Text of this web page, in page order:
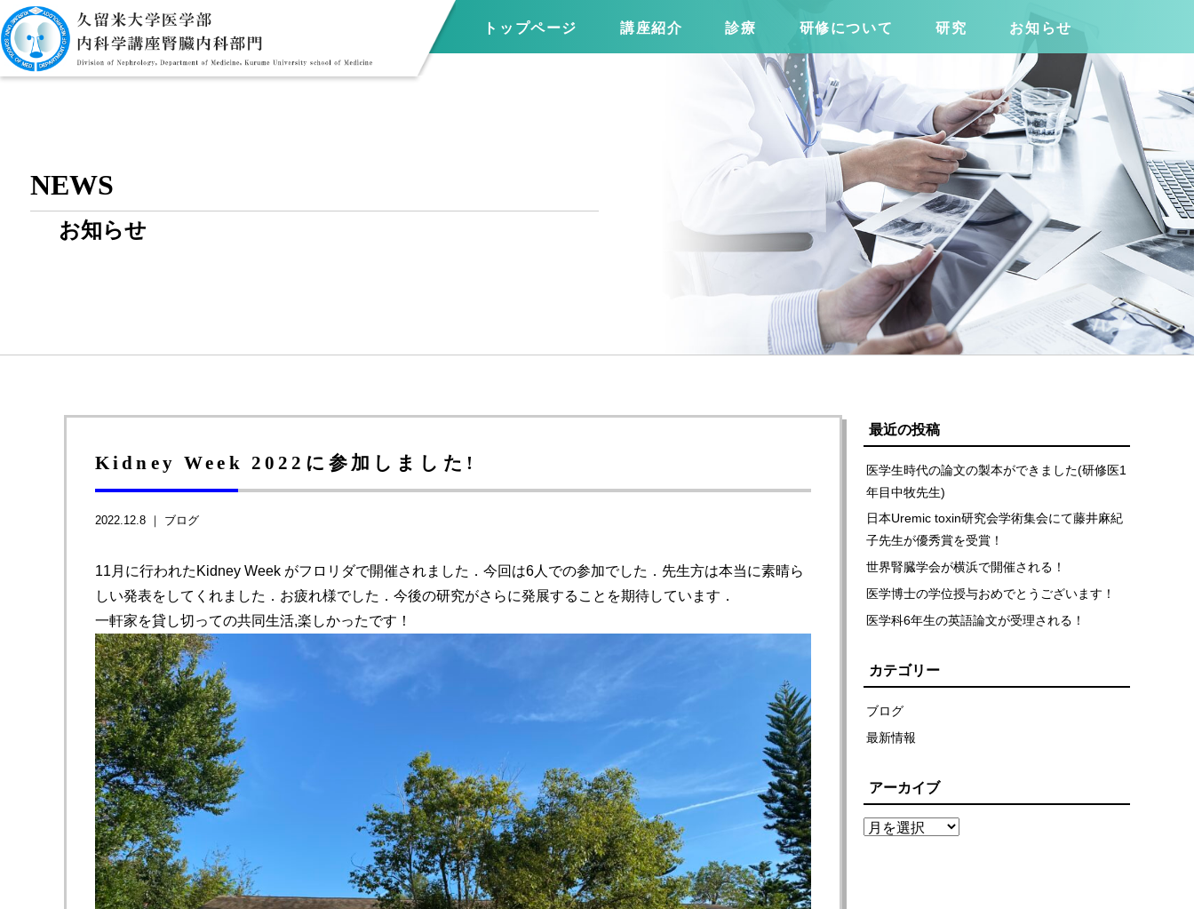
トップページ 講座紹介 診療 研修について 研究 お知らせ
NEWS
お知らせ
Kidney Week 2022に参加しました!
2022.12.8 ｜ ブログ
11月に行われたKidney Week がフロリダで開催されました．今回は6人での参加でした．先生方は本当に素晴ら
しい発表をしてくれました．お疲れ様でした．今後の研究がさらに発展することを期待しています．
一軒家を貸し切っての共同生活,楽しかったです！
最近の投稿
医学生時代の論文の製本ができました(研修医1
年目中牧先生)
日本Uremic toxin研究会学術集会にて藤井麻紀
子先生が優秀賞を受賞！
世界腎臓学会が横浜で開催される！
医学博士の学位授与おめでとうございます！
医学科6年生の英語論文が受理される！
カテゴリー
ブログ
最新情報
アーカイブ